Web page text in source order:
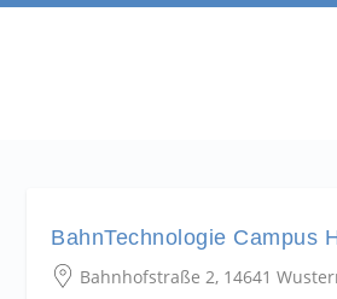
BahnTechnologie Campus
Bahnhofstraße 2, 14641